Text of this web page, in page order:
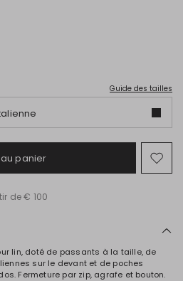
Guide des tailles
panier
de € 100
lin, doté de passants à la taille, de
sur le devant et de poches
Fermeture par zip, agrafe et bouton.